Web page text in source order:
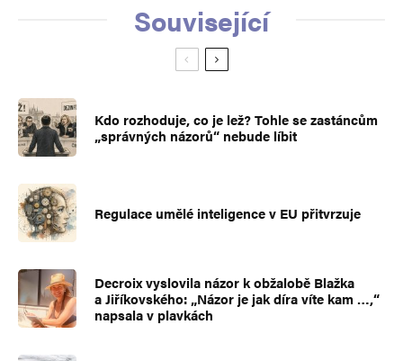
Související
Kdo rozhoduje, co je lež? Tohle se zastáncům
„správných názorů“ nebude líbit
Regulace umělé inteligence v EU přitvrzuje
Decroix vyslovila názor k obžalobě Blažka
a Jiříkovského: „Názor je jak díra víte kam …,“
napsala v plavkách